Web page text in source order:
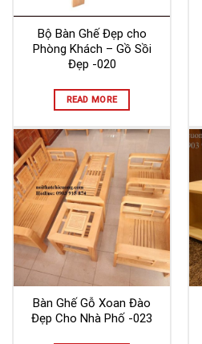
Bộ Bàn Ghế Đẹp cho
Phòng Khách – Gồ Sồi
Đẹp -020
READ MORE
Bàn Ghế Gỗ Xoan Đào
Đẹp Cho Nhà Phố -023